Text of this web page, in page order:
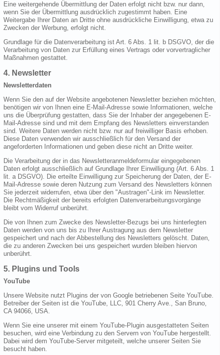
Eine weitergehende Übermittlung der Daten erfolgt nicht bzw. nur dann,
wenn Sie der Übermittlung ausdrücklich zugestimmt haben. Eine
Weitergabe Ihrer Daten an Dritte ohne ausdrückliche Einwilligung, etwa zu
Zwecken der Werbung, erfolgt nicht.
Grundlage für die Datenverarbeitung ist Art. 6 Abs. 1 lit. b DSGVO, der die
Verarbeitung von Daten zur Erfüllung eines Vertrags oder vorvertraglicher
Maßnahmen gestattet.
4. Newsletter
Newsletterdaten
Wenn Sie den auf der Website angebotenen Newsletter beziehen möchten,
benötigen wir von Ihnen eine E-Mail-Adresse sowie Informationen, welche
uns die Überprüfung gestatten, dass Sie der Inhaber der angegebenen E-
Mail-Adresse sind und mit dem Empfang des Newsletters einverstanden
sind. Weitere Daten werden nicht bzw. nur auf freiwilliger Basis erhoben.
Diese Daten verwenden wir ausschließlich für den Versand der
angeforderten Informationen und geben diese nicht an Dritte weiter.
Die Verarbeitung der in das Newsletteranmeldeformular eingegebenen
Daten erfolgt ausschließlich auf Grundlage Ihrer Einwilligung (Art. 6 Abs. 1
lit. a DSGVO). Die erteilte Einwilligung zur Speicherung der Daten, der E-
Mail-Adresse sowie deren Nutzung zum Versand des Newsletters können
Sie jederzeit widerrufen, etwa über den "Austragen"-Link im Newsletter.
Die Rechtmäßigkeit der bereits erfolgten Datenverarbeitungsvorgänge
bleibt vom Widerruf unberührt.
Die von Ihnen zum Zwecke des Newsletter-Bezugs bei uns hinterlegten
Daten werden von uns bis zu Ihrer Austragung aus dem Newsletter
gespeichert und nach der Abbestellung des Newsletters gelöscht. Daten,
die zu anderen Zwecken bei uns gespeichert wurden bleiben hiervon
unberührt.
5. Plugins und Tools
YouTube
Unsere Website nutzt Plugins der von Google betriebenen Seite YouTube.
Betreiber der Seiten ist die YouTube, LLC, 901 Cherry Ave., San Bruno,
CA 94066, USA.
Wenn Sie eine unserer mit einem YouTube-Plugin ausgestatteten Seiten
besuchen, wird eine Verbindung zu den Servern von YouTube hergestellt.
Dabei wird dem YouTube-Server mitgeteilt, welche unserer Seiten Sie
besucht haben.